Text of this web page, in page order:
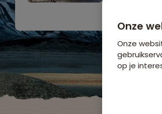
Onze
Onze
op je